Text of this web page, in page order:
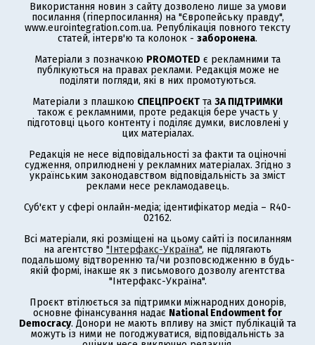
Використання новин з сайту дозволено лише за умови
посилання (гіперпосилання) на "Європейську правду",
www.eurointegration.com.ua. Републікація повного тексту
статей, інтерв'ю та колонок - заборонена.
Матеріали з позначкою PROMOTED є рекламними та
публікуються на правах реклами. Редакція може не
поділяти погляди, які в них промотуються.
Матеріали з плашкою СПЕЦПРОЄКТ та ЗА ПІДТРИМКИ
також є рекламними, проте редакція бере участь у
підготовці цього контенту і поділяє думки, висловлені у
цих матеріалах.
Редакція не несе відповідальності за факти та оціночні
судження, оприлюднені у рекламних матеріалах. Згідно з
українським законодавством відповідальність за зміст
реклами несе рекламодавець.
Суб'єкт у сфері онлайн-медіа; ідентифікатор медіа – R40-
02162.
Всі матеріали, які розміщені на цьому сайті із посиланням
на агентство "Інтерфакс-Україна", не підлягають
подальшому відтворенню та/чи розповсюдженню в будь-
якій формі, інакше як з письмового дозволу агентства
"Інтерфакс-Україна".
Проєкт втілюється за підтримки міжнародних донорів,
основне фінансування надає National Endowment for
Democracy. Донори не мають впливу на зміст публікацій та
можуть із ними не погоджуватися, відповідальність за